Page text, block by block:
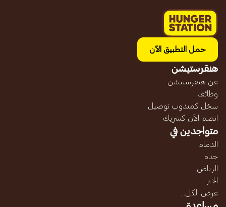
حمل التطبيق الآن
هنقرستيشن
عن هنقرستيشن
وظائف
سجّل كمندوب توصيل
انضم الآن كشريك
متواجدين في
الدمام
جده
الرياض
الخبر
عرض الكل...